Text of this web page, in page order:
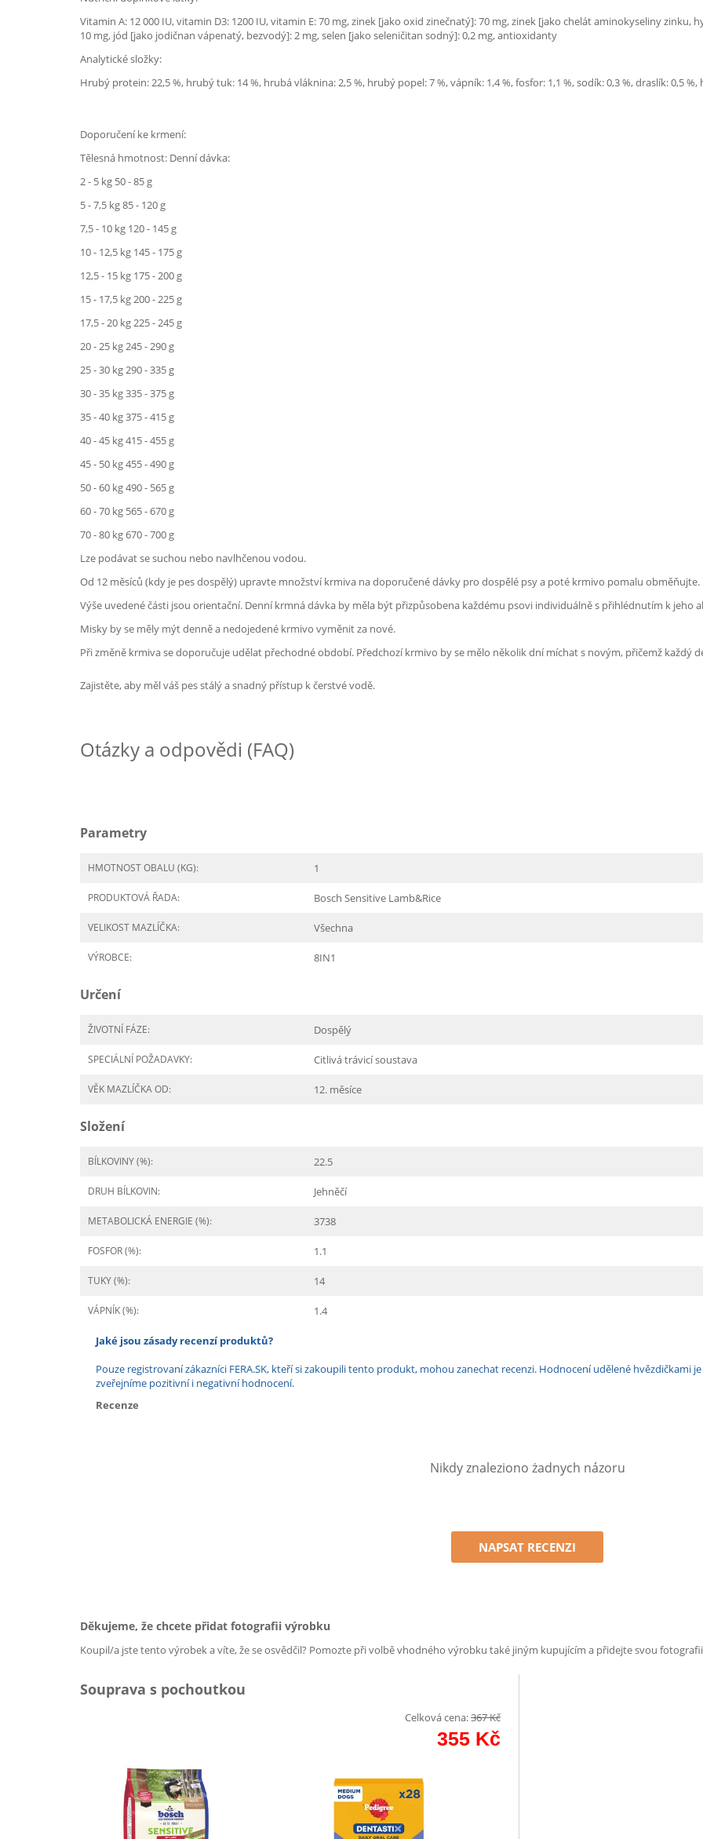
Vitamin A: 12 000 IU, vitamin D3: 1200 IU, vitamin E: 70 mg, zinek [jako oxid zinečnatý]: 70 mg, zinek [jako chelát aminokyseliny
10 mg, jód [jako jodičnan vápenatý, bezvodý]: 2 mg, selen [jako seleničitan sodný]: 0,2 mg, antioxidanty
Analytické složky:
Hrubý protein: 22,5 %, hrubý tuk: 14 %, hrubá vláknina: 2,5 %, hrubý popel: 7 %, vápník: 1,4 %, fosfor: 1,1 %, sodík: 0,3 %, draslík: 0,5 %,
Doporučení ke krmení:
Tělesná hmotnost: Denní dávka:
2 - 5 kg 50 - 85 g
5 - 7,5 kg 85 - 120 g
7,5 - 10 kg 120 - 145 g
10 - 12,5 kg 145 - 175 g
12,5 - 15 kg 175 - 200 g
15 - 17,5 kg 200 - 225 g
17,5 - 20 kg 225 - 245 g
20 - 25 kg 245 - 290 g
25 - 30 kg 290 - 335 g
30 - 35 kg 335 - 375 g
35 - 40 kg 375 - 415 g
40 - 45 kg 415 - 455 g
45 - 50 kg 455 - 490 g
50 - 60 kg 490 - 565 g
60 - 70 kg 565 - 670 g
70 - 80 kg 670 - 700 g
Lze podávat se suchou nebo navlhčenou vodou.
Od 12 měsíců (kdy je pes dospělý) upravte množství krmiva na doporučené dávky pro dospělé psy a poté krmivo pomalu obměňujte.
Výše uvedené části jsou orientační. Denní krmná dávka by měla být přizpůsobena každému psovi individuálně s přihlédnutím k
Misky by se měly mýt denně a nedojedené krmivo vyměnit za nové.
Při změně krmiva se doporučuje udělat přechodné období. Předchozí krmivo by se mělo několik dní míchat s novým, přičemž každý
Zajistěte, aby měl váš pes stálý a snadný přístup k čerstvé vodě.
Otázky a odpovědi (FAQ)
Parametry
HMOTNOST OBALU (KG): 1
PRODUKTOVÁ ŘADA: Bosch Sensitive Lamb&Rice
VELIKOST MAZLÍČKA: Všechna
VÝROBCE: 8IN1
Určení
ŽIVOTNÍ FÁZE: Dospělý
SPECIÁLNÍ POŽADAVKY: Citlivá trávicí soustava
VĚK MAZLÍČKA OD: 12. měsíce
Složení
BÍLKOVINY (%): 22.5
DRUH BÍLKOVIN: Jehněčí
METABOLICKÁ ENERGIE (%): 3738
FOSFOR (%): 1.1
TUKY (%): 14
VÁPNÍK (%): 1.4
Jaké jsou zásady recenzí produktů?
Pouze registrovaní zákazníci FERA.SK, kteří si zakoupili tento produkt, mohou zanechat recenzi. Hodnocení udělené hvězdičkami
zveřejníme pozitivní i negativní hodnocení.
Recenze
Nikdy znaleziono żadnych názoru
NAPSAT RECENZI
Děkujeme, že chcete přidat fotografii výrobku
Koupil/a jste tento výrobek a víte, že se osvědčil? Pomozte při volbě vhodného výrobku také jiným kupujícím a přidejte svou
Souprava s pochoutkou
Celková cena:367Kč
355Kč